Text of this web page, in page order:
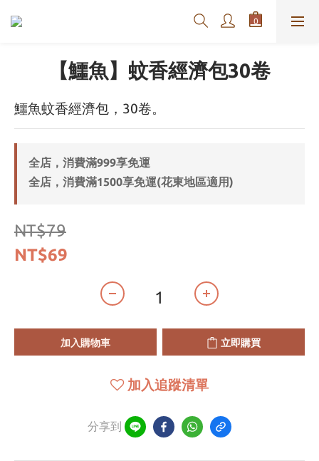
【鱷魚】蚊香經濟包30卷
鱷魚蚊香經濟包，30卷。
全店，消費滿999享免運
全店，消費滿1500享免運(花東地區適用)
NT$79
NT$69
加入購物車 立即購買
加入追蹤清單
分享到